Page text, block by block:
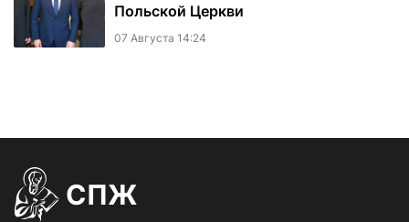
Польской Церкви
07 Августа 14:24
СПЖ